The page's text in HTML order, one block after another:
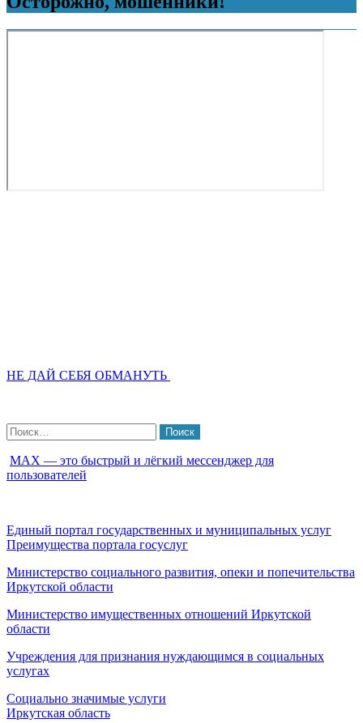
НЕ ДАЙ СЕБЯ ОБМАНУТЬ
Найти:
МАХ — это быстрый и лёгкий мессенджер для
пользователей
Единый портал государственных и муниципальных услуг
Преимущества портала госуслуг
Министерство социального развития, опеки и попечительства
Иркутской области
Министерство имущественных отношений Иркутской
области
Учреждения для признания нуждающимся в социальных
услугах
Социально значимые услуги
Иркутская область